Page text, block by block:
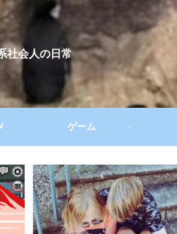
社会人の日常
ゲーム